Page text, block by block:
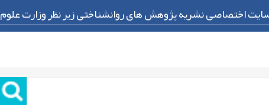
اختصاصی نشریه پژوهش های روانشناختی زیر نظر وزارت علوم